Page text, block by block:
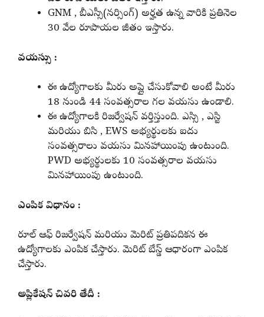
GNM , బీఎస్సీ(నర్సింగ్) అర్హత ఉన్న వారికి ప్రతినెల
30 వేల రూపాయల జీతం ఇస్తారు.
వయస్సు :
ఈ ఉద్యోగాలకు మీరు అప్లై చేసుకోవాలి అంటే మీరు
18 నుండి 44 సంవత్సరాల గల వయసు ఉండాలి.
ఈ ఉద్యోగాలకి రిజర్వేషన్ వర్తిస్తుంది. ఎస్సి , ఎస్టి
మరియు బిసి , EWS అభ్యర్థులకు ఐదు
సంవత్సరాలు వయసు మినహాయింపు ఉంటుంది.
PWD అభ్యర్థులకు 10 సంవత్సరాల వయసు
మినహాయింపు ఉంటుంది.
ఎంపిక విధానం :
రూల్ ఆఫ్ రిజర్వేషన్ మరియు మెరిట్ ప్రతిపదికన ఈ
ఉద్యోగాలకు ఎంపిక చేస్తారు. మెరిట్ బేస్డ్ ఆధారంగా ఎంపిక
చేస్తారు.
అప్లికేషన్ చివరి తేదీ :